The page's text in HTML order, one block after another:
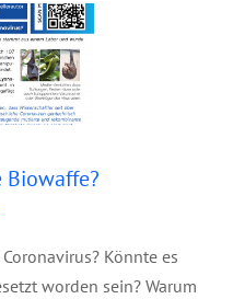
Biowaffe?
Könnte es
worden sein? Warum